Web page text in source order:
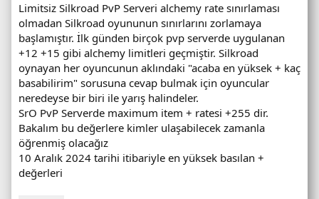
Limitsiz Silkroad PvP Serveri alchemy rate sınırlaması
olmadan Silkroad oyununun sınırlarını zorlamaya
başlamıştır. İlk günden birçok pvp serverde uygulanan
+12 +15 gibi alchemy limitleri geçmiştir. Silkroad
oynayan her oyuncunun aklındaki "acaba en yüksek + kaç
basabilirim" sorusuna cevap bulmak için oyuncular
neredeyse bir biri ile yarış halindeler.
SrO PvP Serverde maximum item + ratesi +255 dir.
Bakalım bu değerlere kimler ulaşabilecek zamanla
öğrenmiş olacağız
10 Aralık 2024 tarihi itibariyle en yüksek basılan +
değerleri